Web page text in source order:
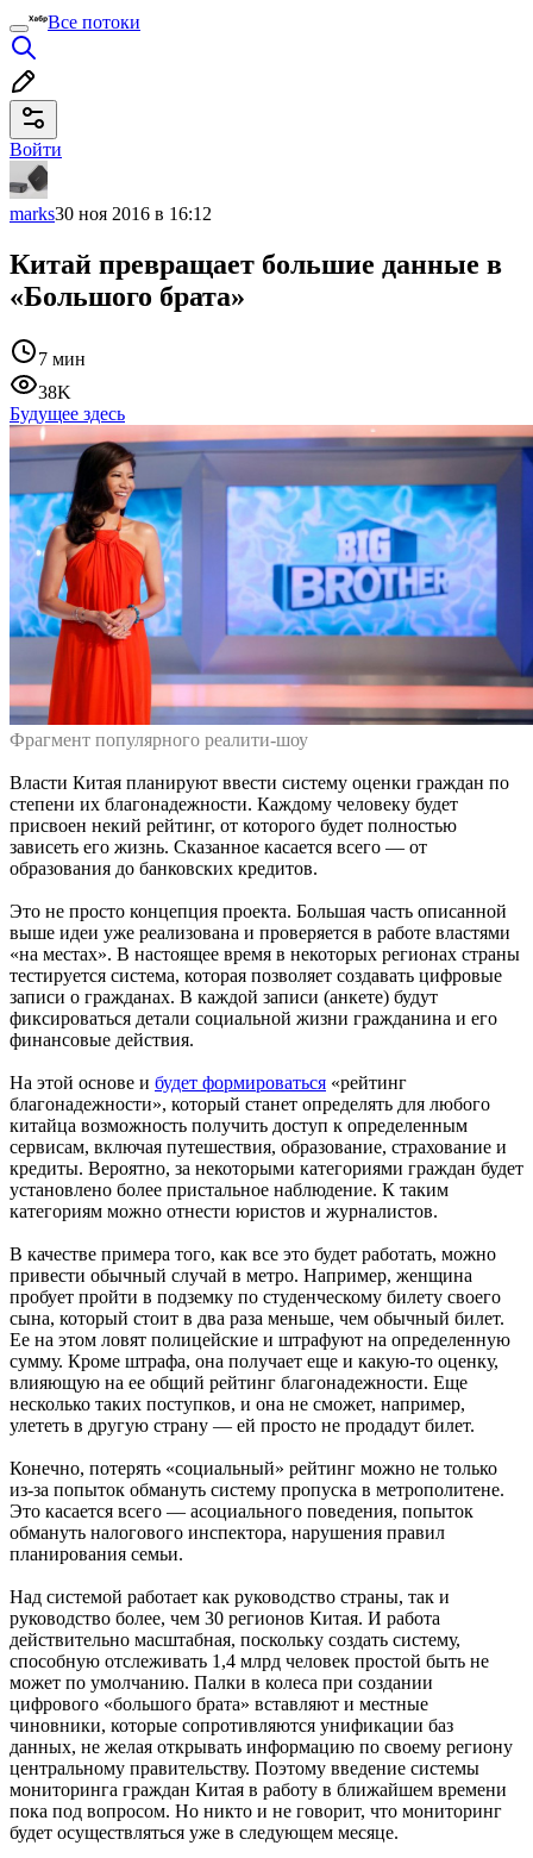
Все потоки
Войти
marks30 ноя 2016 в 16:12
Китай превращает большие данные в
«Большого брата»
7 мин
38K
Будущее здесь
Фрагмент популярного реалити-шоу
Власти Китая планируют ввести систему оценки граждан по
степени их благонадежности. Каждому человеку будет
присвоен некий рейтинг, от которого будет полностью
зависеть его жизнь. Сказанное касается всего — от
образования до банковских кредитов.
Это не просто концепция проекта. Большая часть описанной
выше идеи уже реализована и проверяется в работе властями
«на местах». В настоящее время в некоторых регионах страны
тестируется система, которая позволяет создавать цифровые
записи о гражданах. В каждой записи (анкете) будут
фиксироваться детали социальной жизни гражданина и его
финансовые действия.
На этой основе и будет формироваться «рейтинг
благонадежности», который станет определять для любого
китайца возможность получить доступ к определенным
сервисам, включая путешествия, образование, страхование и
кредиты. Вероятно, за некоторыми категориями граждан будет
установлено более пристальное наблюдение. К таким
категориям можно отнести юристов и журналистов.
В качестве примера того, как все это будет работать, можно
привести обычный случай в метро. Например, женщина
пробует пройти в подземку по студенческому билету своего
сына, который стоит в два раза меньше, чем обычный билет.
Ее на этом ловят полицейские и штрафуют на определенную
сумму. Кроме штрафа, она получает еще и какую-то оценку,
влияющую на ее общий рейтинг благонадежности. Еще
несколько таких поступков, и она не сможет, например,
улететь в другую страну — ей просто не продадут билет.
Конечно, потерять «социальный» рейтинг можно не только
из-за попыток обмануть систему пропуска в метрополитене.
Это касается всего — асоциального поведения, попыток
обмануть налогового инспектора, нарушения правил
планирования семьи.
Над системой работает как руководство страны, так и
руководство более, чем 30 регионов Китая. И работа
действительно масштабная, поскольку создать систему,
способную отслеживать 1,4 млрд человек простой быть не
может по умолчанию. Палки в колеса при создании
цифрового «большого брата» вставляют и местные
чиновники, которые сопротивляются унификации баз
данных, не желая открывать информацию по своему региону
центральному правительству. Поэтому введение системы
мониторинга граждан Китая в работу в ближайшем времени
пока под вопросом. Но никто и не говорит, что мониторинг
будет осуществляться уже в следующем месяце.